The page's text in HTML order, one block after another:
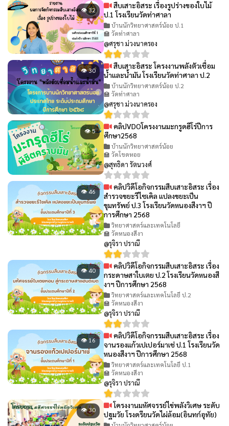
👁 32
สืบเสาะอิสระ เรื่องรูปร่างของใบไม้
ป.1 โรงเรียนวัดท่าศาลา
บ้านนักวิทยาศาสตร์น้อย ป.1
🏫 วัดท่าศาลา
@ศรุชา ม่วงนาครอง
👁 30
สืบเสาะอิสระ โครงงานพลังตัวเชื่อม
น้ำและน้ำมัน โรงเรียนวัดท่าศาลา ป.2
บ้านนักวิทยาศาสตร์น้อย ป.2
🏫 วัดท่าศาลา
@ศรุชา ม่วงนาครอง
👁 5
คลิปVDOโครงงานมะกรูดฮีโร่ปีการ
ศึกษา2568
บ้านนักวิทยาศาสตร์น้อย
🏫 วัดโขดหอย
@สุทธิดา รัตนวงศ์
👁 46
คลิปวิดีโอกิจกรรมสืบเสาะอิสระ เรื่อง
สำรวจขยะรีไซเคิล แปลงขยะเป็น
ขุมทรัพย์ ป.3 โรงเรียนวัดหนองสีงาฯ ปี
การศึกษา 2568
วิทยาศาสตร์และเทคโนโลยี
🏫 วัดหนองสีงา
@รุจิรา ปราณี
👁 40
คลิปวิดีโอกิจกรรมสืบเสาะอิสระ เรื่อง
กระดาษสาใบเตย ป.2 โรงเรียนวัดหนองสี
งาฯ ปีการศึกษา 2568
วิทยาศาสตร์และเทคโนโลยี ป.2
🏫 วัดหนองสีงา
@รุจิรา ปราณี
👁 16
คลิปวิดีโอกิจกรรมสืบเสาะอิสระ เรื่อง
จานรองแก้วเปเปอร์มาเช่ ป.1 โรงเรียนวัด
หนองสีงาฯ ปีการศึกษา 2568
วิทยาศาสตร์และเทคโนโลยี ป.1
🏫 วัดหนองสีงา
@รุจิรา ปราณี
👁 30
โครงงานมหัศจรรย์ไข่พลังวิเศษ ระดับ
ปฐมวัย โรงดรียนวัดไผ่ล้อม(อินทก์อุทัย)